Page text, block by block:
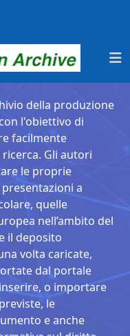
della produzione
l'obiettivo di
facilmente
Gli autori
le proprie
a
quelle
nell’ambito del
il deposito
volta caricate,
dal portale
o importare
le
e anche